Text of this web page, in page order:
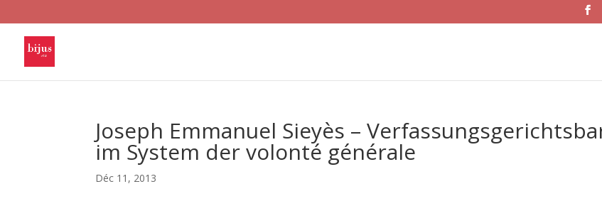
Joseph Emmanuel Sieyès –
im System der volonté générale
Déc 11, 2013